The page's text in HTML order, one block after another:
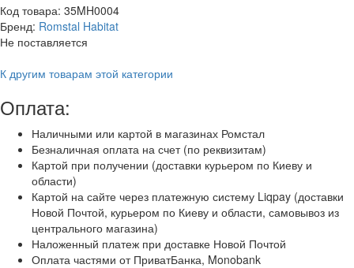
Код товара: 35MH0004
Бренд: Romstal Habitat
Не поставляется
К другим товарам этой категории
Оплата:
Наличными или картой в магазинах Ромстал
Безналичная оплата на счет (по реквизитам)
Картой при получении (доставки курьером по Киеву и
области)
Картой на сайте через платежную систему Liqpay (доставки
Новой Почтой, курьером по Киеву и области, самовывоз из
центрального магазина)
Наложенный платеж при доставке Новой Почтой
Оплата частями от ПриватБанка, Monobank